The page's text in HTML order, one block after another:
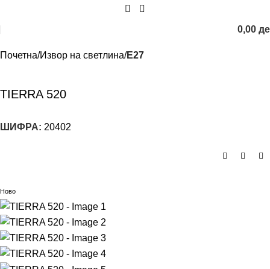
0,00
Почетна Извор на светлина E27
TIERRA 520
ШИФРА: 20402
Ново